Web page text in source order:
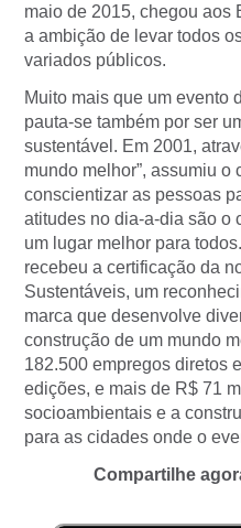
maio de 2015, chegou aos
a ambição de levar todos
variados públicos.
Muito mais que um evento
pauta-se também por ser
sustentável. Em 2001,
mundo melhor”, assumiu o
conscientizar as pessoas
atitudes no dia-a-dia são o
um lugar melhor para
recebeu a certificação da
Sustentáveis, um
marca que desenvolve
construção de um mundo
182.500 empregos diretos
edições, e mais de R$ 71
socioambientais e a
para as cidades onde o
Compartilhe